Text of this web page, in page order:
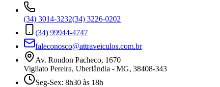
(34) 3014-3232(34) 3226-0202
(34) 99944-4747
faleconosco@attraveiculos.com.br
Av. Rondon Pacheco, 1670
Vigilato Pereira, Uberlândia - MG, 38408-343
Seg-Sex: 8h30 às 18h